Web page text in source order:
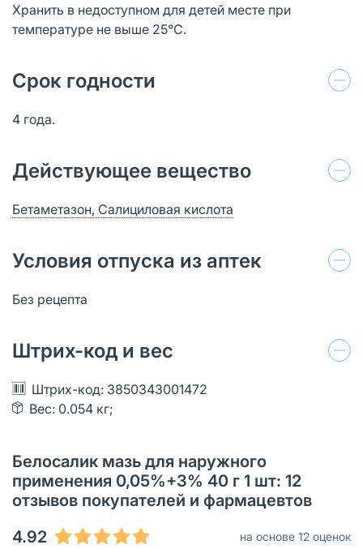
Хранить в недоступном для детей месте при
температуре не выше 25°С.
Срок годности
4 года.
Действующее вещество
Бетаметазон, Салициловая кислота
Условия отпуска из аптек
Без рецепта
Штрих-код и вес
Штрих-код: 3850343001472
Вес: 0.054 кг;
Белосалик мазь для наружного
применения 0,05%+3% 40 г 1 шт: 12
отзывов покупателей и фармацевтов
4.92
на основе 12 оценок